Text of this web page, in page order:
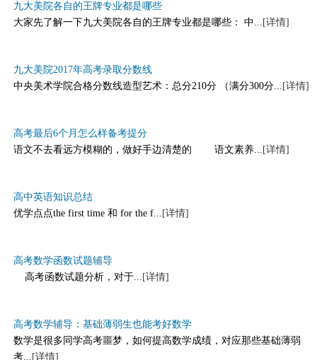
九大美院各自的王牌专业都是哪些
大家先了解一下九大美院各自的王牌专业都是哪些： 中... [详情]
九大美院2017年高考录取分数线
中央美术学院合格分数线造型艺术：总分210分 （满分300分... [详情]
高考最后6个月怎么样备考提分
语文不去看远方模糊的，做好手边清楚的 语文素养... [详情]
高中英语知识总结
优学点点the first time 和 for the f... [详情]
高考数学函数试题辅导
高考函数试题分析，对于... [详情]
高考数学辅导：基础薄弱生也能考好数学
数学是很多同学高考噩梦，如何提高数学成绩，对应那些基础薄弱
考... [详情]